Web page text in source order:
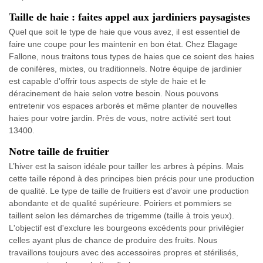
Taille de haie : faites appel aux jardiniers paysagistes
Quel que soit le type de haie que vous avez, il est essentiel de
faire une coupe pour les maintenir en bon état. Chez Elagage
Fallone, nous traitons tous types de haies que ce soient des haies
de conifères, mixtes, ou traditionnels. Notre équipe de jardinier
est capable d'offrir tous aspects de style de haie et le
déracinement de haie selon votre besoin. Nous pouvons
entretenir vos espaces arborés et même planter de nouvelles
haies pour votre jardin. Près de vous, notre activité sert tout
13400.
Notre taille de fruitier
L’hiver est la saison idéale pour tailler les arbres à pépins. Mais
cette taille répond à des principes bien précis pour une production
de qualité. Le type de taille de fruitiers est d'avoir une production
abondante et de qualité supérieure. Poiriers et pommiers se
taillent selon les démarches de trigemme (taille à trois yeux).
L'objectif est d'exclure les bourgeons excédents pour privilégier
celles ayant plus de chance de produire des fruits. Nous
travaillons toujours avec des accessoires propres et stérilisés,